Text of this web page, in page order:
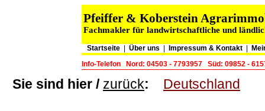
Pfeiffer & Koberstein
Fachmakler für landwirtschaftliche und
Startseite Über uns Impressum & Kontakt
Info-Telefon
Nord: 04503 - 7793957 Süd: 09852 -
Sie sind hier / zurück: Deutschland